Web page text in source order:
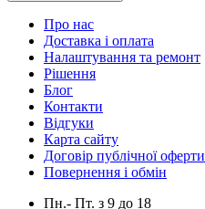
Про нас
Доставка і оплата
Налаштування та ремонт
Рішення
Блог
Контакти
Відгуки
Карта сайту
Договір публічної оферти
Повернення і обмін
Пн.- Пт. з 9 до 18